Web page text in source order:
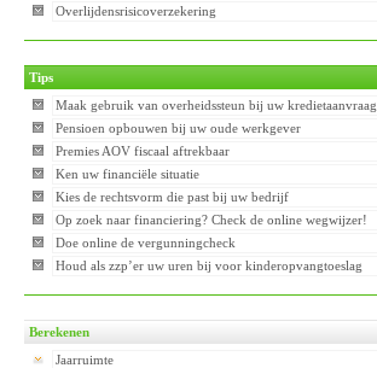
Overlijdensrisicoverzekering
Tips
Maak gebruik van overheidssteun bij uw kredietaanvraag
Pensioen opbouwen bij uw oude werkgever
Premies AOV fiscaal aftrekbaar
Ken uw financiële situatie
Kies de rechtsvorm die past bij uw bedrijf
Op zoek naar financiering? Check de online wegwijzer!
Doe online de vergunningcheck
Houd als zzp’er uw uren bij voor kinderopvangtoeslag
Berekenen
Jaarruimte